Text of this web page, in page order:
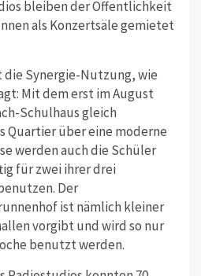
bleiben der Öffentlichkeit
als Konzertsäle gemietet
Synergie-Nutzung, wie
Mit dem erst im August
Schulhaus gleich
Quartier über eine moderne
werden auch die Schüler
für zwei ihrer drei
Der
ist nämlich kleiner
vorgibt und wird so nur
benutzt werden.